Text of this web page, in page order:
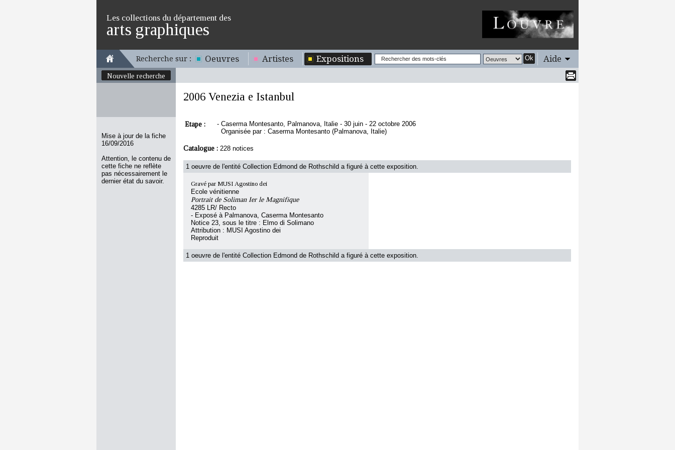
Les collections du département des
arts graphiques
Recherche sur : Oeuvres Artistes Expositions Ok Aide
Nouvelle recherche
Mise à jour de la fiche
16/09/2016
Attention, le contenu de
cette fiche ne reflète
pas nécessairement le
dernier état du savoir.
2006 Venezia e Istanbul
Etape : - Caserma Montesanto, Palmanova, Italie - 30 juin - 22 octobre 2006
Organisée par : Caserma Montesanto (Palmanova, Italie)
Catalogue : 228 notices
1 oeuvre de l'entité Collection Edmond de Rothschild a figuré à cette exposition.
Gravé par MUSI Agostino dei
Ecole vénitienne
Portrait de Soliman Ier le Magnifique
4285 LR/ Recto
- Exposé à Palmanova, Caserma Montesanto
Notice 23, sous le titre : Elmo di Solimano
Attribution : MUSI Agostino dei
Reproduit
1 oeuvre de l'entité Collection Edmond de Rothschild a figuré à cette exposition.